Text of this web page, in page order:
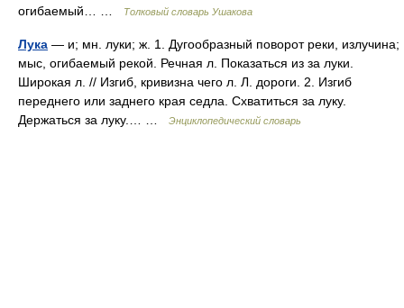
огибаемый… …
Толковый словарь Ушакова
Лука — и; мн. луки; ж. 1. Дугообразный поворот реки, излучина;
мыс, огибаемый рекой. Речная л. Показаться из за луки.
Широкая л. // Изгиб, кривизна чего л. Л. дороги. 2. Изгиб
переднего или заднего края седла. Схватиться за луку.
Держаться за луку.… …
Энциклопедический словарь